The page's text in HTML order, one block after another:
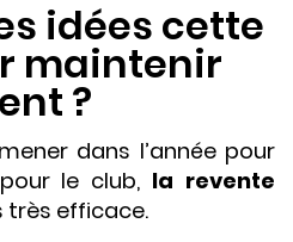
idées cette
maintenir
?
dans l’année pour
le club, la revente
très efficace.